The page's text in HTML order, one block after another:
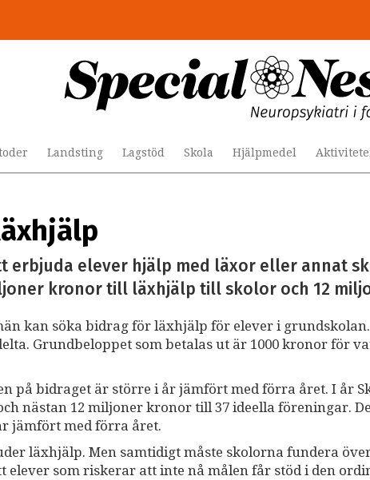
Landsting Lagstöd Skola Hjälpmedel
erbjuda elever hjälp med läxor eller annat
kronor till läxhjälp till skolor och 12
kan söka bidrag för läxhjälp för elever i
Grundbeloppet som betalas ut är 1000 kronor för
på bidraget är större i år jämfört med förra året. I år
nästan 12 miljoner kronor till 37 ideella föreningar.
jämfört med förra året.
läxhjälp. Men samtidigt måste skolorna fundera
elever som riskerar att inte nå målen får stöd i den